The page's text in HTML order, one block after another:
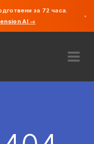
за 72 часа.
AI →
×